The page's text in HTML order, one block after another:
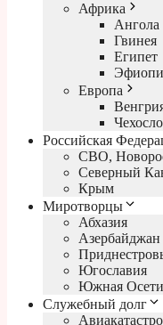
Африка
Ангола
Гвинея
Египет
Европа
Российская
СВО,
Северный
Крым
Миротворцы
Абхазия
Азербайджан
Югославия
Южная
Служебный долг